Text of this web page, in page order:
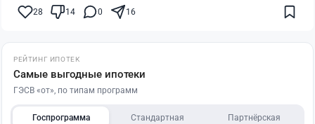
28 14 0 16
РЕЙТИНГ ИПОТЕК
Самые выгодные ипотеки
ГЭСВ «от», по типам программ
Госпрограмма Стандартная Партнёрская